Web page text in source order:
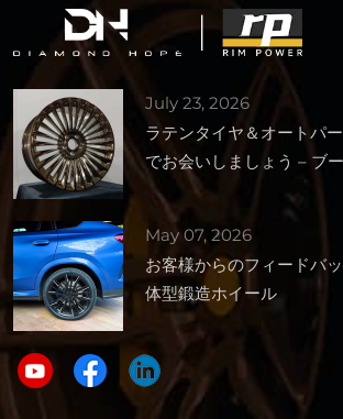
July 23, 2026
ラテンタイヤ＆オートパ
でお会いしましょう – ブ
May 07, 2026
お客様からのフィードバ
体型鍛造ホイール